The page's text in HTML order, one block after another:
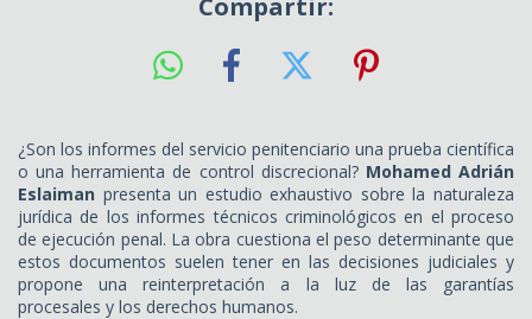
Compartir:
¿Son los informes del servicio penitenciario una prueba científica
o una herramienta de control discrecional? Mohamed Adrián
Eslaiman presenta un estudio exhaustivo sobre la naturaleza
jurídica de los informes técnicos criminológicos en el proceso
de ejecución penal. La obra cuestiona el peso determinante que
estos documentos suelen tener en las decisiones judiciales y
propone una reinterpretación a la luz de las garantías
procesales y los derechos humanos.